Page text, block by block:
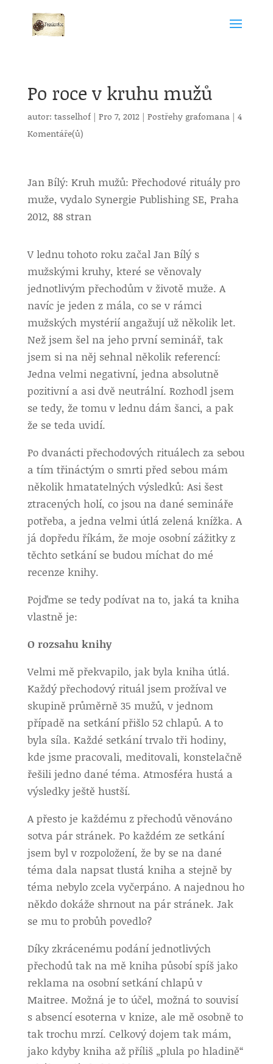
Po roce v kruhu mužů
autor: tasselhof| Pro 7, 2012| Postřehy grafomana| 4
Komentáře(ů)
Jan Bílý: Kruh mužů: Přechodové rituály pro
muže, vydalo Synergie Publishing SE, Praha
2012, 88 stran
V lednu tohoto roku začal Jan Bílý s
mužskými kruhy, které se věnovaly
jednotlivým přechodům v životě muže. A
navíc je jeden z mála, co se v rámci
mužských mystérií angažují už několik let.
Než jsem šel na jeho první seminář, tak
jsem si na něj sehnal několik referencí:
Jedna velmi negativní, jedna absolutně
pozitivní a asi dvě neutrální. Rozhodl jsem
se tedy, že tomu v lednu dám šanci, a pak
že se teda uvidí.
Po dvanácti přechodových rituálech za sebou
a tím třináctým o smrti před sebou mám
několik hmatatelných výsledků: Asi šest
ztracených holí, co jsou na dané semináře
potřeba, a jedna velmi útlá zelená knížka. A
já dopředu říkám, že moje osobní zážitky z
těchto setkání se budou míchat do mé
recenze knihy.
Pojďme se tedy podívat na to, jaká ta kniha
vlastně je:
O rozsahu knihy
Velmi mě překvapilo, jak byla kniha útlá.
Každý přechodový rituál jsem prožíval ve
skupině průměrně 35 mužů, v jednom
případě na setkání přišlo 52 chlapů. A to
byla síla. Každé setkání trvalo tři hodiny,
kde jsme pracovali, meditovali, konstelačně
řešili jedno dané téma. Atmosféra hustá a
výsledky ještě hustší.
A přesto je každému z přechodů věnováno
sotva pár stránek. Po každém ze setkání
jsem byl v rozpoložení, že by se na dané
téma dala napsat tlustá kniha a stejně by
téma nebylo zcela vyčerpáno. A najednou ho
někdo dokáže shrnout na pár stránek. Jak
se mu to probůh povedlo?
Díky zkrácenému podání jednotlivých
přechodů tak na mě kniha působí spíš jako
reklama na osobní setkání chlapů v
Maitree. Možná je to účel, možná to souvisí
s absencí esoterna v knize, ale mě osobně to
tak trochu mrzí. Celkový dojem tak mám,
jako kdyby kniha až příliš „plula po hladině“